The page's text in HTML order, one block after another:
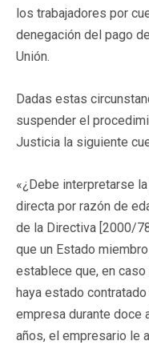
los trabajadores por
denegación del pago
Unión.
Dadas estas
suspender el
Justicia la siguiente
«¿Debe interpretarse
directa por razón de
de la Directiva [2000/
que un Estado
establece que, en
haya estado
empresa durante doce
años, el empresario le